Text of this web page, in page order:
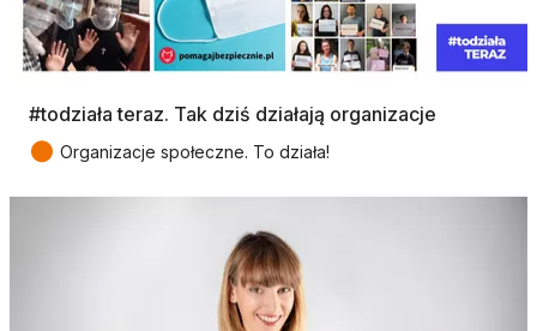
#todziała teraz. Tak dziś działają organizacje
● Organizacje społeczne. To działa!